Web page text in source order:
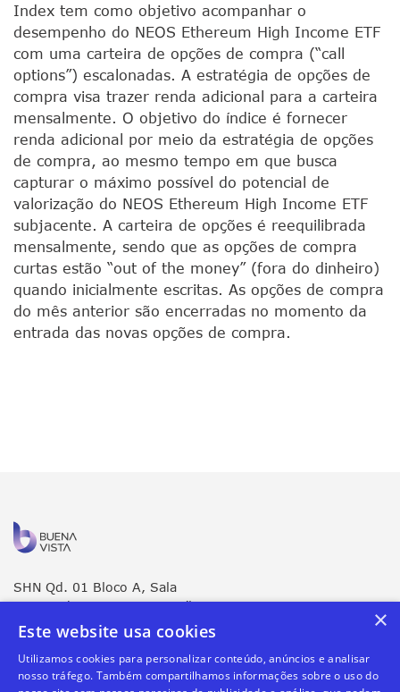
Index tem como objetivo acompanhar o
desempenho do NEOS Ethereum High Income ETF
com uma carteira de opções de compra (“call
options”) escalonadas. A estratégia de opções de
compra visa trazer renda adicional para a carteira
mensalmente. O objetivo do índice é fornecer
renda adicional por meio da estratégia de opções
de compra, ao mesmo tempo em que busca
capturar o máximo possível do potencial de
valorização do NEOS Ethereum High Income ETF
subjacente. A carteira de opções é reequilibrada
mensalmente, sendo que as opções de compra
curtas estão “out of the money” (fora do dinheiro)
quando inicialmente escritas. As opções de compra
do mês anterior são encerradas no momento da
entrada das novas opções de compra.
SHN Qd. 01 Bloco A, Sala
1512, Ed. Le Quartier, Brasília
– DF, CEP: 70701-010
contato@buenavista.capital
×
Este website usa cookies
Utilizamos cookies para personalizar conteúdo, anúncios e analisar
nosso tráfego. Também compartilhamos informações sobre o uso do